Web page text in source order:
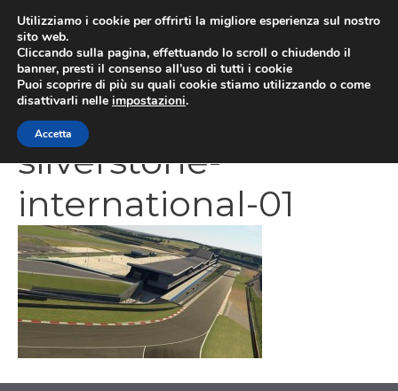
contenuto
1368640530-2693-
silverstone-
international-01
Utilizziamo i cookie per offrirti la migliore esperienza sul nostro
sito web.
Cliccando sulla pagina, effettuando lo scroll o chiudendo il
banner, presti il consenso all’uso di tutti i cookie
Puoi scoprire di più su quali cookie stiamo utilizzando o come
disattivarli nelle impostazioni.
Accetta